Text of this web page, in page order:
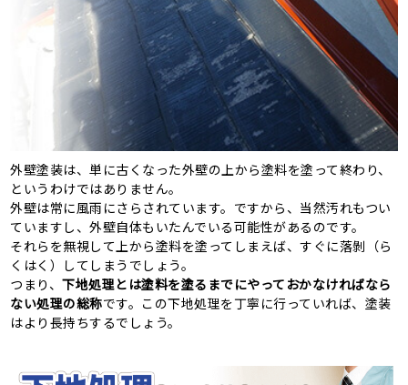
外壁塗装は、単に古くなった外壁の上から塗料を塗って終わり、
というわけではありません。
外壁は常に風雨にさらされています。ですから、当然汚れもつい
ていますし、外壁自体もいたんでいる可能性があるのです。
それらを無視して上から塗料を塗ってしまえば、すぐに落剝（ら
くはく）してしまうでしょう。
つまり、下地処理とは塗料を塗るまでにやっておかなければなら
ない処理の総称です。この下地処理を丁寧に行っていれば、塗装
はより長持ちするでしょう。